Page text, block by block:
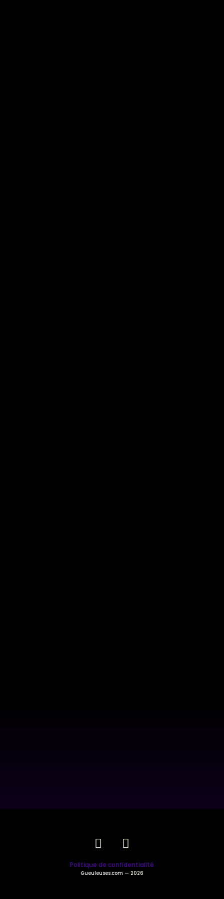
Politique de confidentialité
Gueuleuses.com — 2026